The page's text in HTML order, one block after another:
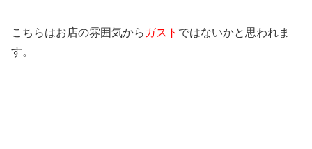
こちらはお店の雰囲気から ガスト ではないかと思われま
す。